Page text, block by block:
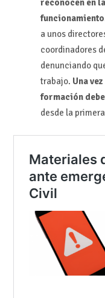
reconocen en
funcionamiento
a unos
coordinadores
denunciando
trabajo. Una
formación
desde la